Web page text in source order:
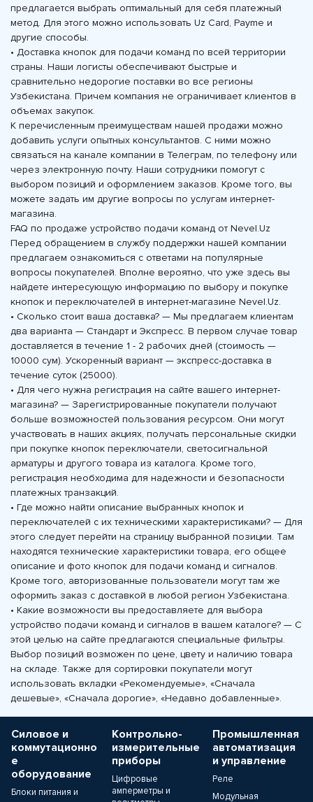
предлагается выбрать оптимальный для себя платежный
метод. Для этого можно использовать Uz Card, Payme и
другие способы.
• Доставка кнопок для подачи команд по всей территории
страны. Наши логисты обеспечивают быстрые и
сравнительно недорогие поставки во все регионы
Узбекистана. Причем компания не ограничивает клиентов в
объемах закупок.
К перечисленным преимуществам нашей продажи можно
добавить услуги опытных консультантов. С ними можно
связаться на канале компании в Телеграм, по телефону или
через электронную почту. Наши сотрудники помогут с
выбором позиций и оформлением заказов. Кроме того, вы
можете задать им другие вопросы по услугам интернет-
магазина.
FAQ по продаже устройство подачи команд от Nevel.Uz
Перед обращением в службу поддержки нашей компании
предлагаем ознакомиться с ответами на популярные
вопросы покупателей. Вполне вероятно, что уже здесь вы
найдете интересующую информацию по выбору и покупке
кнопок и переключателей в интернет-магазине Nevel.Uz.
• Сколько стоит ваша доставка? — Мы предлагаем клиентам
два варианта — Стандарт и Экспресс. В первом случае товар
доставляется в течение 1 - 2 рабочих дней (стоимость —
10000 сум). Ускоренный вариант — экспресс-доставка в
течение суток (25000).
• Для чего нужна регистрация на сайте вашего интернет-
магазина? — Зарегистрированные покупатели получают
больше возможностей пользования ресурсом. Они могут
участвовать в наших акциях, получать персональные скидки
при покупке кнопок переключатели, светосигнальной
арматуры и другого товара из каталога. Кроме того,
регистрация необходима для надежности и безопасности
платежных транзакций.
• Где можно найти описание выбранных кнопок и
переключателей с их техническими характеристиками? — Для
этого следует перейти на страницу выбранной позиции. Там
находятся технические характеристики товара, его общее
описание и фото кнопок для подачи команд и сигналов.
Кроме того, авторизованные пользователи могут там же
оформить заказ с доставкой в любой регион Узбекистана.
• Какие возможности вы предоставляете для выбора
устройство подачи команд и сигналов в вашем каталоге? — С
этой целью на сайте предлагаются специальные фильтры.
Выбор позиций возможен по цене, цвету и наличию товара
на складе. Также для сортировки покупатели могут
использовать вкладки «Рекомендуемые», «Сначала
дешевые», «Сначала дорогие», «Недавно добавленные».
Силовое и
коммутационно
е
оборудование
Блоки питания и
Контрольно-
измерительные
приборы
Цифровые
амперметры и
Промышленная
автоматизация
и управление
Реле
Модульная